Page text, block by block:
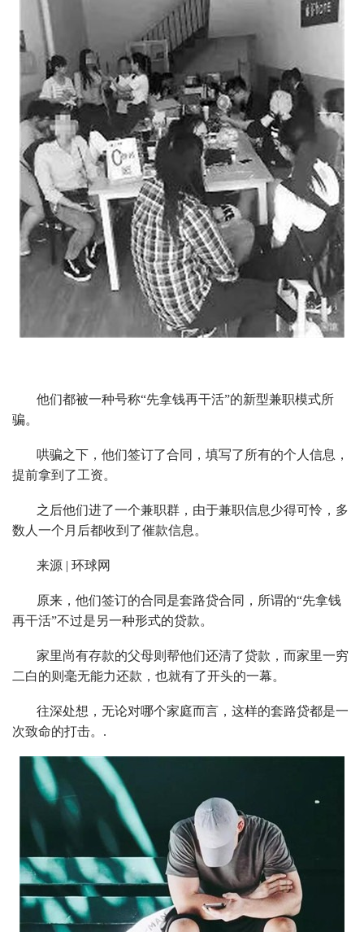
他们都被一种号称“先拿钱再干活”的新型兼职模式所
骗。
哄骗之下，他们签订了合同，填写了所有的个人信息，
提前拿到了工资。
之后他们进了一个兼职群，由于兼职信息少得可怜，多
数人一个月后都收到了催款信息。
来源 | 环球网
原来，他们签订的合同是套路贷合同，所谓的“先拿钱
再干活”不过是另一种形式的贷款。
家里尚有存款的父母则帮他们还清了贷款，而家里一穷
二白的则毫无能力还款，也就有了开头的一幕。
往深处想，无论对哪个家庭而言，这样的套路贷都是一
次致命的打击。.